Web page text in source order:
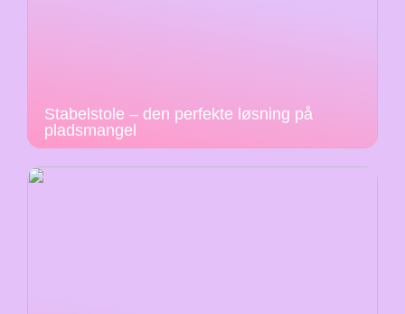
Stabelstole – den perfekte løsning på
pladsmangel